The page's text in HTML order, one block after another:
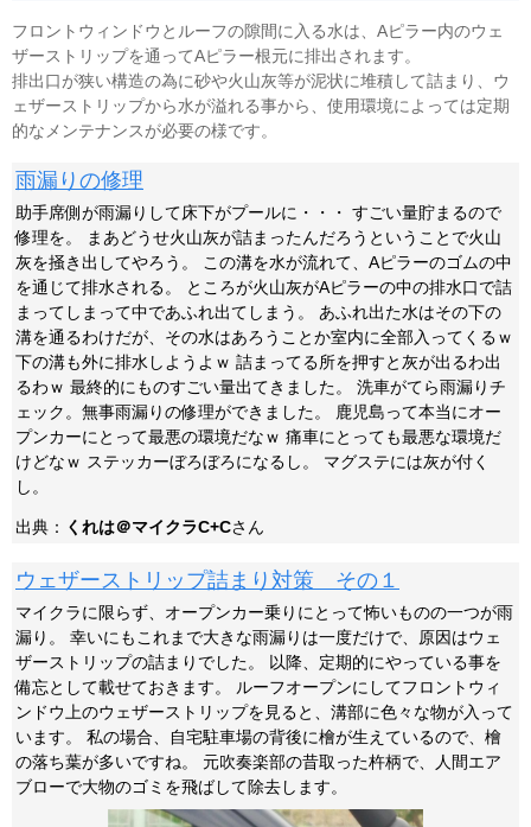
フロントウィンドウとルーフの隙間に入る水は、Aピラー内のウェ
ザーストリップを通ってAピラー根元に排出されます。
排出口が狭い構造の為に砂や火山灰等が泥状に堆積して詰まり、ウ
ェザーストリップから水が溢れる事から、使用環境によっては定期
的なメンテナンスが必要の様です。
雨漏りの修理
助手席側が雨漏りして床下がプールに・・・ すごい量貯まるので
修理を。 まあどうせ火山灰が詰まったんだろうということで火山
灰を掻き出してやろう。 この溝を水が流れて、Aピラーのゴムの中
を通じて排水される。 ところが火山灰がAピラーの中の排水口で詰
まってしまって中であふれ出てしまう。 あふれ出た水はその下の
溝を通るわけだが、その水はあろうことか室内に全部入ってくるｗ
下の溝も外に排水しようよｗ 詰まってる所を押すと灰が出るわ出
るわｗ 最終的にものすごい量出てきました。 洗車がてら雨漏りチ
ェック。無事雨漏りの修理ができました。 鹿児島って本当にオー
プンカーにとって最悪の環境だなｗ 痛車にとっても最悪な環境だ
けどなｗ ステッカーぼろぼろになるし。 マグステには灰が付く
し。
出典： くれは＠マイクラC+Cさん
ウェザーストリップ詰まり対策 その１
マイクラに限らず、オープンカー乗りにとって怖いものの一つが雨
漏り。 幸いにもこれまで大きな雨漏りは一度だけで、原因はウェ
ザーストリップの詰まりでした。 以降、定期的にやっている事を
備忘として載せておきます。 ルーフオープンにしてフロントウィ
ンドウ上のウェザーストリップを見ると、溝部に色々な物が入って
います。 私の場合、自宅駐車場の背後に檜が生えているので、檜
の落ち葉が多いですね。 元吹奏楽部の昔取った杵柄で、人間エア
ブローで大物のゴミを飛ばして除去します。